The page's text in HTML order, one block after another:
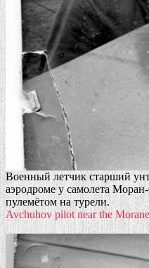
Военный летчик старший
аэродроме у самолета
пулемётом на турели.
Avchuhov pilot near the